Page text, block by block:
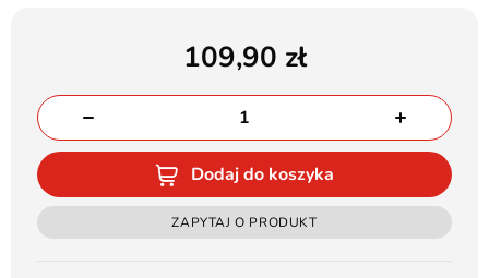
109,90
Dodaj do koszyka
ZAPYTAJ O PRODUKT